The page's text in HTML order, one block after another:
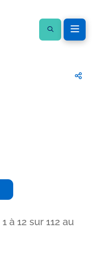
1à 12 sur 112 au